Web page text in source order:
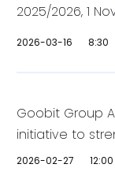
2025/2026, 1
2026-03-16 8:30
Goobit Group
initiative to
2026-02-27 12:00